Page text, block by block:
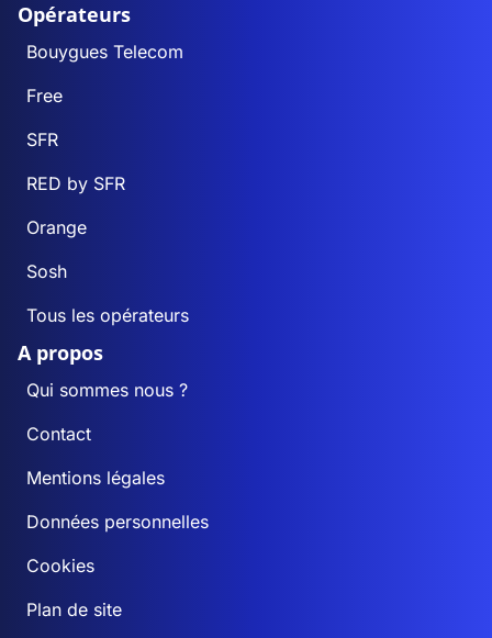
Opérateurs
Bouygues Telecom
Free
SFR
RED by SFR
Orange
Sosh
Tous les opérateurs
A propos
Qui sommes nous ?
Contact
Mentions légales
Données personnelles
Cookies
Plan de site